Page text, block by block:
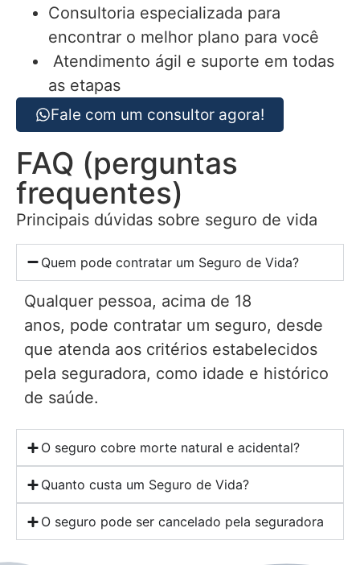
Consultoria especializada para
encontrar o melhor plano para você
Atendimento ágil e suporte em todas
as etapas
Fale com um consultor agora!
FAQ (perguntas
frequentes)
Principais dúvidas sobre seguro de vida
Quem pode contratar um Seguro de Vida?
Qualquer pessoa, acima de 18
anos, pode contratar um seguro, desde
que atenda aos critérios estabelecidos
pela seguradora, como idade e histórico
de saúde.
O seguro cobre morte natural e acidental?
Quanto custa um Seguro de Vida?
O seguro pode ser cancelado pela seguradora